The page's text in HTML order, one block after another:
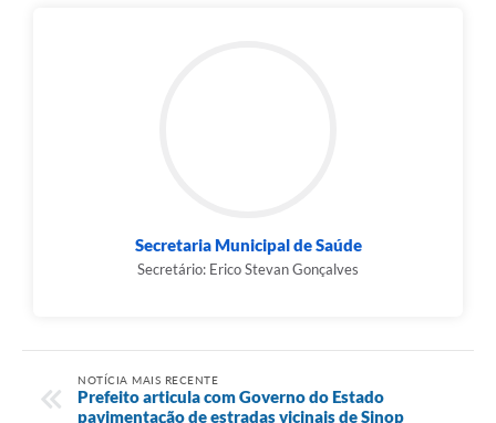
Secretaria Municipal de Saúde
Secretário: Erico Stevan Gonçalves
NOTÍCIA MAIS RECENTE
Prefeito articula com Governo do Estado
pavimentação de estradas vicinais de Sinop